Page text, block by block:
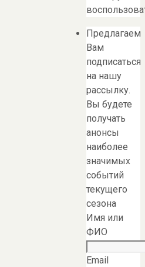
Предлагаем
Вам
подписаться
на нашу
рассылку.
Вы будете
получать
анонсы
наиболее
значимых
событий
текущего
сезона
Имя или
ФИО
Email